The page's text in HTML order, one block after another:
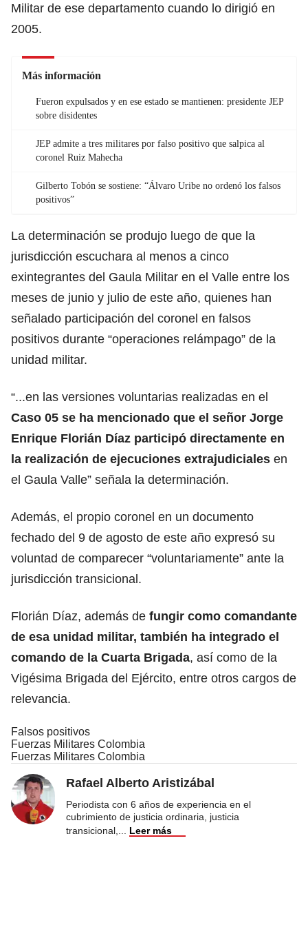
Militar de ese departamento cuando lo dirigió en
2005.
Más información
Fueron expulsados y en ese estado se mantienen: presidente JEP
sobre disidentes
JEP admite a tres militares por falso positivo que salpica al
coronel Ruiz Mahecha
Gilberto Tobón se sostiene: “Álvaro Uribe no ordenó los falsos
positivos”
La determinación se produjo luego de que la
jurisdicción escuchara al menos a cinco
exintegrantes del Gaula Militar en el Valle entre los
meses de junio y julio de este año, quienes han
señalado participación del coronel en falsos
positivos durante “operaciones relámpago” de la
unidad militar.
“...en las versiones voluntarias realizadas en el
Caso 05 se ha mencionado que el señor Jorge
Enrique Florián Díaz participó directamente en
la realización de ejecuciones extrajudiciales en
el Gaula Valle” señala la determinación.
Además, el propio coronel en un documento
fechado del 9 de agosto de este año expresó su
voluntad de comparecer “voluntariamente” ante la
jurisdicción transicional.
Florián Díaz, además de fungir como comandante
de esa unidad militar, también ha integrado el
comando de la Cuarta Brigada, así como de la
Vigésima Brigada del Ejército, entre otros cargos de
relevancia.
Falsos positivos
Fuerzas Militares Colombia
Fuerzas Militares Colombia
Rafael Alberto Aristizábal
Periodista con 6 años de experiencia en el
cubrimiento de justicia ordinaria, justicia
transicional,
Leer más